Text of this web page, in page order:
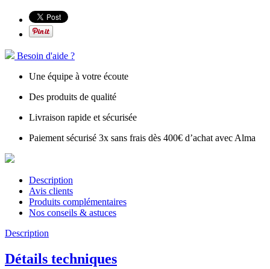
Besoin d'aide ?
Une équipe à votre écoute
Des produits de qualité
Livraison rapide et sécurisée
Paiement sécurisé 3x sans frais dès 400€ d’achat avec Alma
Description
Avis clients
Produits complémentaires
Nos conseils & astuces
Description
Détails techniques